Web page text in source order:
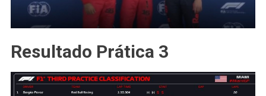
Resultado Prática 3